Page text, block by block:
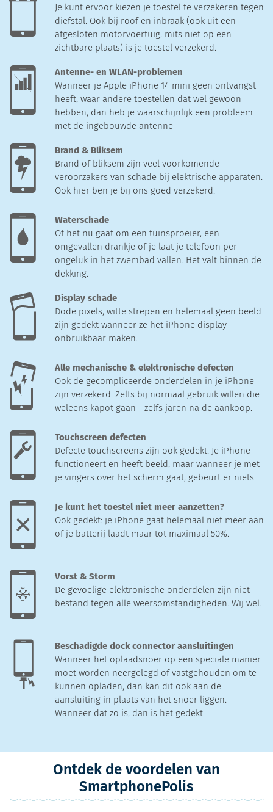
Je kunt ervoor kiezen je toestel te verzekeren tegen
diefstal. Ook bij roof en inbraak (ook uit een
afgesloten motorvoertuig, mits niet op een
zichtbare plaats) is je toestel verzekerd.
Antenne- en WLAN-problemen
Wanneer je Apple iPhone 14 mini geen ontvangst
heeft, waar andere toestellen dat wel gewoon
hebben, dan heb je waarschijnlijk een probleem
met de ingebouwde antenne
Brand & Bliksem
Brand of bliksem zijn veel voorkomende
veroorzakers van schade bij elektrische apparaten.
Ook hier ben je bij ons goed verzekerd.
Waterschade
Of het nu gaat om een tuinsproeier, een
omgevallen drankje of je laat je telefoon per
ongeluk in het zwembad vallen. Het valt binnen de
dekking.
Display schade
Dode pixels, witte strepen en helemaal geen beeld
zijn gedekt wanneer ze het iPhone display
onbruikbaar maken.
Alle mechanische & elektronische defecten
Ook de gecompliceerde onderdelen in je iPhone
zijn verzekerd. Zelfs bij normaal gebruik willen die
weleens kapot gaan - zelfs jaren na de aankoop.
Touchscreen defecten
Defecte touchscreens zijn ook gedekt. Je iPhone
functioneert en heeft beeld, maar wanneer je met
je vingers over het scherm gaat, gebeurt er niets.
Je kunt het toestel niet meer aanzetten?
Ook gedekt: je iPhone gaat helemaal niet meer aan
of je batterij laadt maar tot maximaal 50%.
Vorst & Storm
De gevoelige elektronische onderdelen zijn niet
bestand tegen alle weersomstandigheden. Wij wel.
Beschadigde dock connector aansluitingen
Wanneer het oplaadsnoer op een speciale manier
moet worden neergelegd of vastgehouden om te
kunnen opladen, dan kan dit ook aan de
aansluiting in plaats van het snoer liggen.
Wanneer dat zo is, dan is het gedekt.
Ontdek de voordelen van
SmartphonePolis